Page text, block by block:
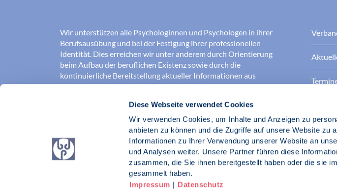
Diese Webseite verwendet Cookies
Wir verwenden Cookies, um Inhalte und Anzeigen zu
anbieten zu können und die Zugriffe auf unsere Website zu
Informationen zu Ihrer Verwendung unserer Website an
und Analysen weiter. Unsere Partner führen diese
zusammen, die Sie ihnen bereitgestellt haben oder die sie
gesammelt haben.
Impressum | Datenschutz
Wir unterstützen alle Psychologinnen und Psychologen in ihrer
Berufsausübung und bei der Festigung ihrer professionellen
Identität. Dies erreichen wir unter anderem durch Orientierung
beim Aufbau der beruflichen Existenz sowie durch die
kontinuierliche Bereitstellung aktueller Informationen aus
Wissenschaft und Praxis für den Berufsalltag.
Wir erschließen und sichern Berufsfelder und sorgen dafür, dass
Erkenntnisse der Psychologie kompetent und verantwortungsvoll
umgesetzt werden. Darüber hinaus stärken wir das Ansehen aller
Psychologinnen und Psychologen in der Öffentlichkeit und
vertreten eigene berufspolitische Positionen in der Gesellschaft.
Berufsverband Deutscher Psychologinnen und Psychologen
Fach-